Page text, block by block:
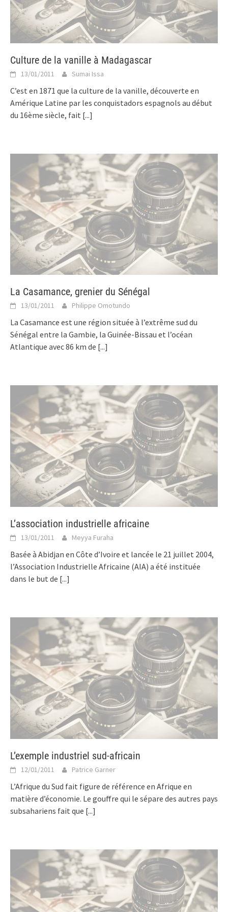
Culture de la vanille à Madagascar
13/01/2011 Sumai Issa
C’est en 1871 que la culture de la vanille, découverte en
Amérique Latine par les conquistadors espagnols au début
du 16ème siècle, fait [...]
La Casamance, grenier du Sénégal
13/01/2011 Philippe Omotundo
La Casamance est une région située à l’extrême sud du
Sénégal entre la Gambie, la Guinée-Bissau et l’océan
Atlantique avec 86 km de [...]
L’association industrielle africaine
13/01/2011 Meyya Furaha
Basée à Abidjan en Côte d’Ivoire et lancée le 21 juillet 2004,
l’Association Industrielle Africaine (AIA) a été instituée
dans le but de [...]
L’exemple industriel sud-africain
12/01/2011 Patrice Garner
L’Afrique du Sud fait figure de référence en Afrique en
matière d’économie. Le gouffre qui le sépare des autres pays
subsahariens fait que [...]